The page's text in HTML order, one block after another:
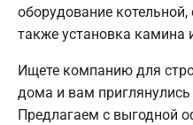
оборудование котельной,
также установка камина
Ищете компанию для
дома и вам
Предлагаем с выгодной